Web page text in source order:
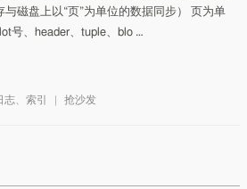
磁盘上以“页”为单位的数据同步） 页为单
号、header、tuple、blo …
志 、索引 抢沙发